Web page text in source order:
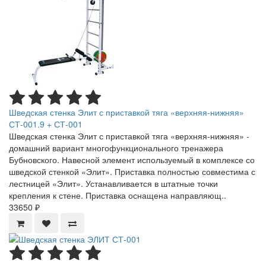
Шведская стенка Элит с приставкой тяга «верхняя-нижняя»
СТ-001.9 + СТ-001
Шведская стенка Элит с приставкой тяга «верхняя-нижняя» -
домашний вариант многофункционального тренажера
Бубновского. Навесной элемент используемый в комплексе со
шведской стенкой «Элит». Приставка полностью совместима с
лестницей «Элит». Устанавливается в штатные точки
крепления к стене. Приставка оснащена направляющ..
33650 ₽